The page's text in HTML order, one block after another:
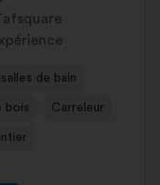
de bain
bois Carreleur